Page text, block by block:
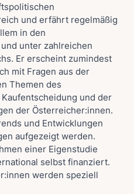
und erfährt regelmäßig
in den
unter zahlreichen
Er erscheint zumindest
mit Fragen aus der
Themen des
und der
der Österreicher:innen.
und Entwicklungen
aufgezeigt werden.
einer Eigenstudie
selbst finanziert.
werden speziell